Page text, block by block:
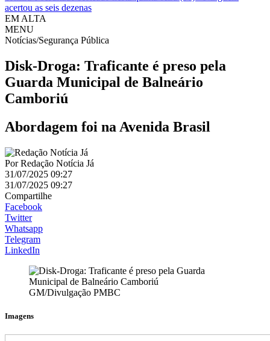
acertou as seis dezenas
EM ALTA
MENU
Notícias/Segurança Pública
Disk-Droga: Traficante é preso pela
Guarda Municipal de Balneário
Camboriú
Abordagem foi na Avenida Brasil
PorRedação Notícia Já
31/07/2025 09:27
31/07/2025 09:27
Compartilhe
Facebook
Twitter
Whatsapp
Telegram
LinkedIn
GM/Divulgação PMBC
Imagens